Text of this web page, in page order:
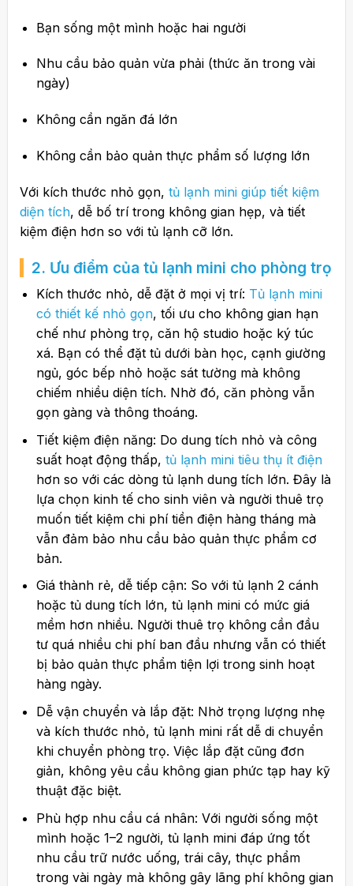
Bạn sống một mình hoặc hai người
Nhu cầu bảo quản vừa phải (thức ăn trong vài
ngày)
Không cần ngăn đá lớn
Không cần bảo quản thực phẩm số lượng lớn
Với kích thước nhỏ gọn, tủ lạnh mini giúp tiết kiệm
diện tích, dễ bố trí trong không gian hẹp, và tiết
kiệm điện hơn so với tủ lạnh cỡ lớn.
2. Ưu điểm của tủ lạnh mini cho phòng trọ
Kích thước nhỏ, dễ đặt ở mọi vị trí: Tủ lạnh mini
có thiết kế nhỏ gọn, tối ưu cho không gian hạn
chế như phòng trọ, căn hộ studio hoặc ký túc
xá. Bạn có thể đặt tủ dưới bàn học, cạnh giường
ngủ, góc bếp nhỏ hoặc sát tường mà không
chiếm nhiều diện tích. Nhờ đó, căn phòng vẫn
gọn gàng và thông thoáng.
Tiết kiệm điện năng: Do dung tích nhỏ và công
suất hoạt động thấp, tủ lạnh mini tiêu thụ ít điện
hơn so với các dòng tủ lạnh dung tích lớn. Đây là
lựa chọn kinh tế cho sinh viên và người thuê trọ
muốn tiết kiệm chi phí tiền điện hàng tháng mà
vẫn đảm bảo nhu cầu bảo quản thực phẩm cơ
bản.
Giá thành rẻ, dễ tiếp cận: So với tủ lạnh 2 cánh
hoặc tủ dung tích lớn, tủ lạnh mini có mức giá
mềm hơn nhiều. Người thuê trọ không cần đầu
tư quá nhiều chi phí ban đầu nhưng vẫn có thiết
bị bảo quản thực phẩm tiện lợi trong sinh hoạt
hàng ngày.
Dễ vận chuyển và lắp đặt: Nhờ trọng lượng nhẹ
và kích thước nhỏ, tủ lạnh mini rất dễ di chuyển
khi chuyển phòng trọ. Việc lắp đặt cũng đơn
giản, không yêu cầu không gian phức tạp hay kỹ
thuật đặc biệt.
Phù hợp nhu cầu cá nhân: Với người sống một
mình hoặc 1–2 người, tủ lạnh mini đáp ứng tốt
nhu cầu trữ nước uống, trái cây, thực phẩm
trong vài ngày mà không gây lãng phí không gian